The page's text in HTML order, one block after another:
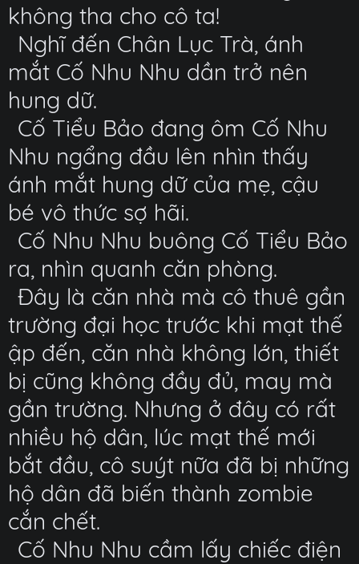
không tha cho cô ta!
Nghĩ đến Chân Lục Trà, ánh
mắt Cố Nhu Nhu dần trở nên
hung dữ.
Cố Tiểu Bảo đang ôm Cố Nhu
Nhu ngẩng đầu lên nhìn thấy
ánh mắt hung dữ của mẹ, cậu
bé vô thức sợ hãi.
Cố Nhu Nhu buông Cố Tiểu Bảo
ra, nhìn quanh căn phòng.
Đây là căn nhà mà cô thuê gần
trường đại học trước khi mạt thế
ập đến, căn nhà không lớn, thiết
bị cũng không đầy đủ, may mà
gần trường. Nhưng ở đây có rất
nhiều hộ dân, lúc mạt thế mới
bắt đầu, cô suýt nữa đã bị những
hộ dân đã biến thành zombie
cắn chết.
Cố Nhu Nhu cầm lấy chiếc điện